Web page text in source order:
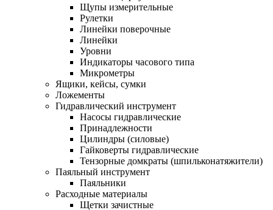
Щупы измерительные
Рулетки
Линейки поверочные
Линейки
Уровни
Индикаторы часового типа
Микрометры
Ящики, кейсы, сумки
Ложементы
Гидравлический инструмент
Насосы гидравлические
Принадлежности
Цилиндры (силовые)
Гайковерты гидравлические
Тензорные домкраты (шпильконатяжители)
Паяльный инструмент
Паяльники
Расходные материалы
Щетки зачистные